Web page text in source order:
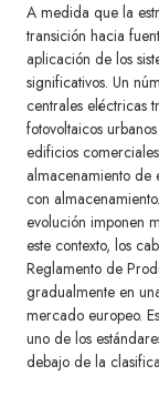
A medida que la
transición hacia
aplicación de los
significativos. Un
centrales eléctricas
fotovoltaicos
edificios
almacenamiento de
con
evolución imponen
este contexto, los
Reglamento de
gradualmente en
mercado europeo.
uno de los
debajo de la